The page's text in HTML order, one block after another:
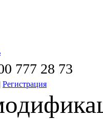
777 28 73
Регистрация